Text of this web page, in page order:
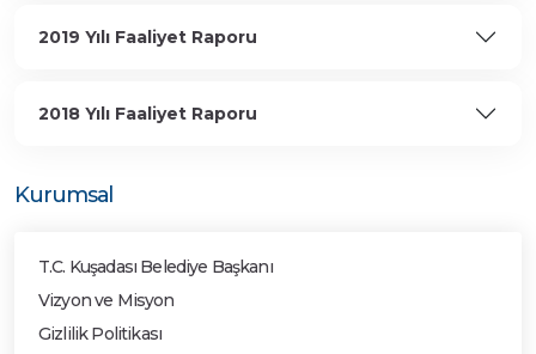
2019 Yılı Faaliyet Raporu
2018 Yılı Faaliyet Raporu
Kurumsal
T.C. Kuşadası Belediye Başkanı
Vizyon ve Misyon
Gizlilik Politikası